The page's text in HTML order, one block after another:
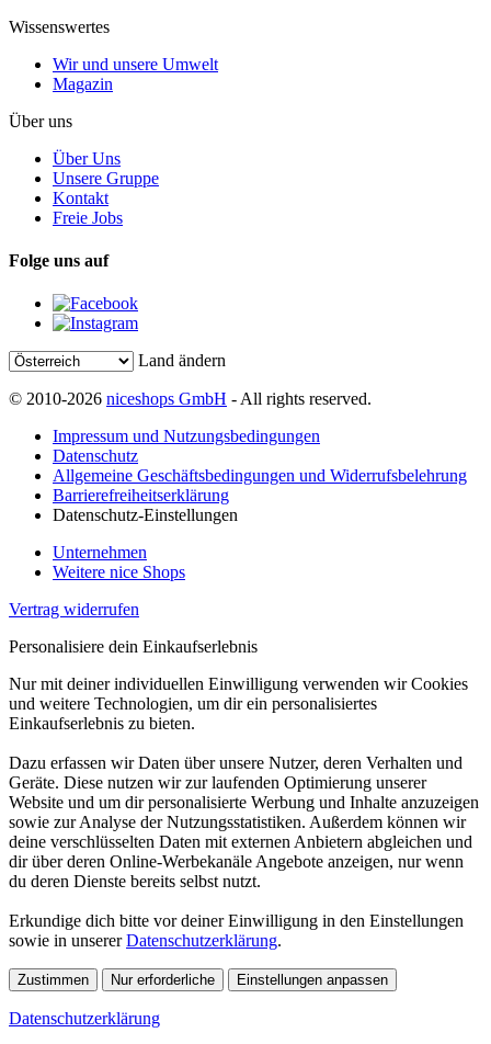
Wissenswertes
Wir und unsere Umwelt
Magazin
Über uns
Über Uns
Unsere Gruppe
Kontakt
Freie Jobs
Folge uns auf
Land ändern
© 2010-2026 niceshops GmbH - All rights reserved.
Impressum und Nutzungsbedingungen
Datenschutz
Allgemeine Geschäftsbedingungen und Widerrufsbelehrung
Barrierefreiheitserklärung
Datenschutz-Einstellungen
Unternehmen
Weitere nice Shops
Vertrag widerrufen
Personalisiere dein Einkaufserlebnis
Nur mit deiner individuellen Einwilligung verwenden wir Cookies
und weitere Technologien, um dir ein personalisiertes
Einkaufserlebnis zu bieten.
Dazu erfassen wir Daten über unsere Nutzer, deren Verhalten und
Geräte. Diese nutzen wir zur laufenden Optimierung unserer
Website und um dir personalisierte Werbung und Inhalte anzuzeigen
sowie zur Analyse der Nutzungsstatistiken. Außerdem können wir
deine verschlüsselten Daten mit externen Anbietern abgleichen und
dir über deren Online-Werbekanäle Angebote anzeigen, nur wenn
du deren Dienste bereits selbst nutzt.
Erkundige dich bitte vor deiner Einwilligung in den Einstellungen
sowie in unsererDatenschutzerklärung.
Zustimmen Nur erforderliche Einstellungen anpassen
Datenschutzerklärung